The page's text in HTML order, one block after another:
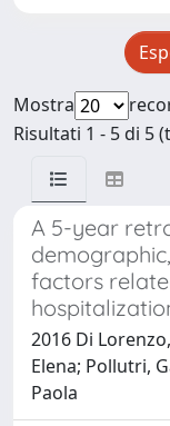
Mostra
Risultati 1 - 5 di 5
A 5-year
factors
2016 Di
Elena; Pollutri,
Paola